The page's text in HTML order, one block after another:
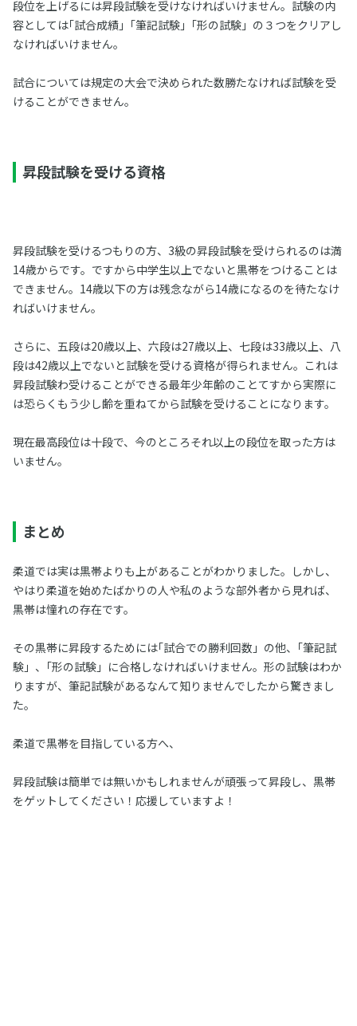
段位を上げるには昇段試験を受けなければいけません。試験の内
容としては｢試合成績」｢筆記試験」｢形の試験」の３つをクリアし
なければいけません。
試合については規定の大会で決められた数勝たなければ試験を受
けることができません。
昇段試験を受ける資格
昇段試験を受けるつもりの方、3級の昇段試験を受けられるのは満
14歳からです。ですから中学生以上でないと黒帯をつけることは
できません。14歳以下の方は残念ながら14歳になるのを待たなけ
ればいけません。
さらに、五段は20歳以上、六段は27歳以上、七段は33歳以上、八
段は42歳以上でないと試験を受ける資格が得られません。これは
昇段試験わ受けることができる最年少年齢のことてすから実際に
は恐らくもう少し齢を重ねてから試験を受けることになります。
現在最高段位は十段で、今のところそれ以上の段位を取った方は
いません。
まとめ
柔道では実は黒帯よりも上があることがわかりました。しかし、
やはり柔道を始めたばかりの人や私のような部外者から見れば、
黒帯は憧れの存在です。
その黒帯に昇段するためには｢試合での勝利回数」の他、｢筆記試
験」、｢形の試験」に合格しなければいけません。形の試験はわか
りますが、筆記試験があるなんて知りませんでしたから驚きまし
た。
柔道で黒帯を目指している方へ、
昇段試験は簡単では無いかもしれませんが頑張って昇段し、黒帯
をゲットしてください！応援していますよ！